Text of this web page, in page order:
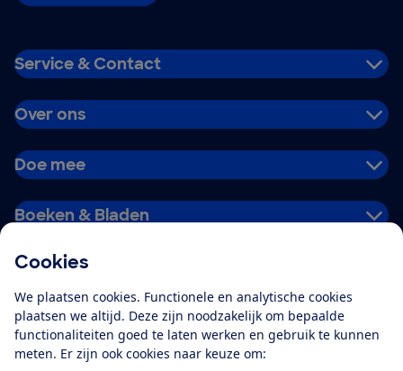
Cookies
We plaatsen cookies. Functionele en analytische cookies
plaatsen we altijd. Deze zijn noodzakelijk om bepaalde
functionaliteiten goed te laten werken en gebruik te kunnen
meten. Er zijn ook cookies naar keuze om:
Service & Contact
Over ons
Doe mee
Boeken & Bladen
Alles over de